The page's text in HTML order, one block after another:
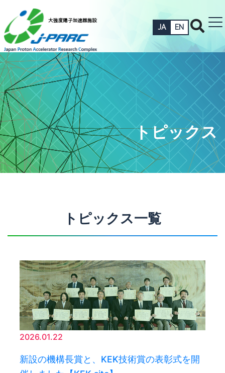
JA EN
トピックス
トピックス一覧
2026.01.22
新設の機構長賞と、KEK技術賞の表彰式を開